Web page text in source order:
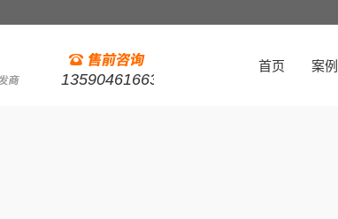
13590461663
首页 案例